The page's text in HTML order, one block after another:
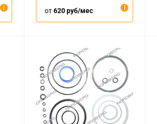
от620 руб/мес